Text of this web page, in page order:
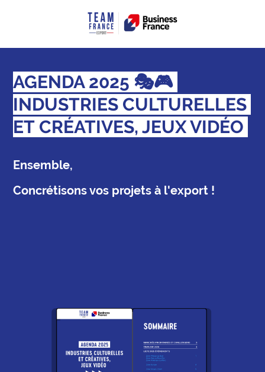
AGENDA 2025 🎭🎮
INDUSTRIES CULTURELLES
ET CRÉATIVES, JEUX VIDÉO
Ensemble,
Concrétisons vos projets à l'export !